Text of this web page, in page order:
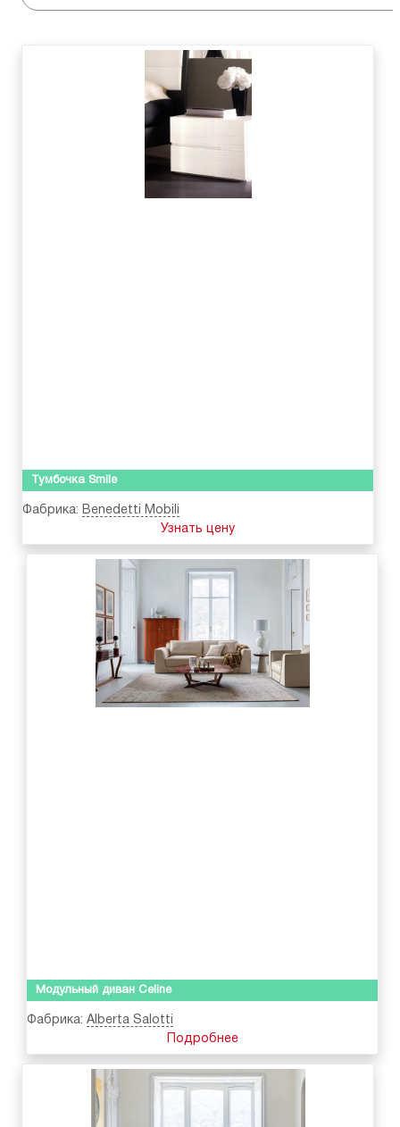
Тумбочка Smile
Фабрика: Benedetti Mobili
Узнать цену
Модульный диван Celine
Фабрика: Alberta Salotti
Подробнее